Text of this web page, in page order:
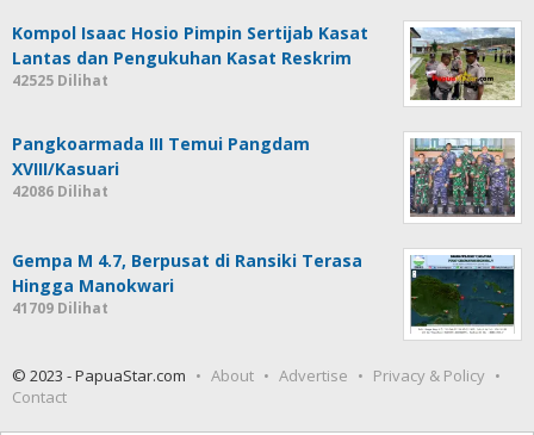
Kompol Isaac Hosio Pimpin Sertijab Kasat
Lantas dan Pengukuhan Kasat Reskrim
42525 Dilihat
Pangkoarmada III Temui Pangdam
XVIII/Kasuari
42086 Dilihat
Gempa M 4.7, Berpusat di Ransiki Terasa
Hingga Manokwari
41709 Dilihat
© 2023 - PapuaStar.com About Advertise
Privacy & Policy
Contact